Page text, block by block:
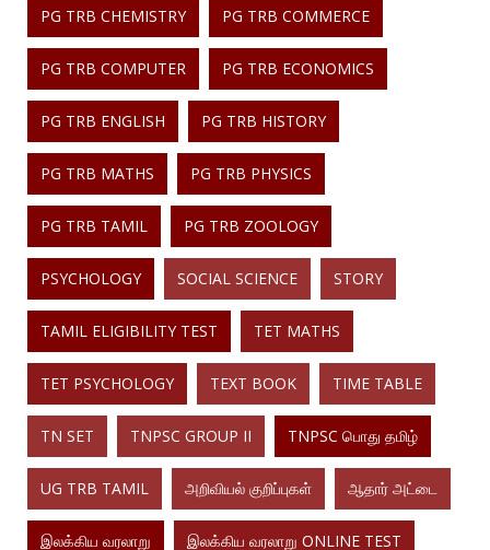
PG TRB CHEMISTRY PG TRB COMMERCE
PG TRB COMPUTER PG TRB ECONOMICS
PG TRB ENGLISH PG TRB HISTORY
PG TRB MATHS PG TRB PHYSICS
PG TRB TAMIL PG TRB ZOOLOGY
PSYCHOLOGY SOCIAL SCIENCE STORY
TAMIL ELIGIBILITY TEST TET MATHS
TET PSYCHOLOGY TEXT BOOK TIME TABLE
TN SET TNPSC GROUP II TNPSC பொது தமிழ்
UG TRB TAMIL அறிவியல் குறிப்புகள் ஆதார் அட்டை
இலக்கிய வரலாறு இலக்கிய வரலாறு ONLINE TEST